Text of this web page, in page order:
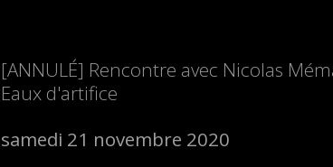
[ANNULÉ] Rencontre avec Nicolas
Eaux d'artifice
samedi 21 novembre 2020